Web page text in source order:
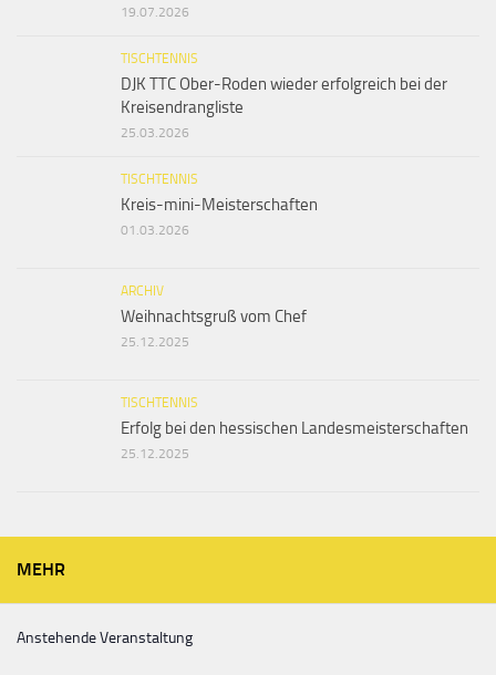
19.07.2026
TISCHTENNIS
DJK TTC Ober-Roden wieder erfolgreich bei der
Kreisendrangliste
25.03.2026
TISCHTENNIS
Kreis-mini-Meisterschaften
01.03.2026
ARCHIV
Weihnachtsgruß vom Chef
25.12.2025
TISCHTENNIS
Erfolg bei den hessischen Landesmeisterschaften
25.12.2025
MEHR
Anstehende Veranstaltung